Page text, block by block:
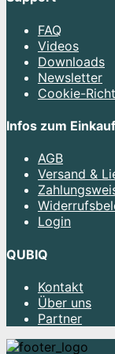
FAQ
Videos
Downloads
Newsletter
Cookie-
Infos zum Einkauf
AGB
Versand &
Login
QUBIQ
Kontakt
Über uns
Partner